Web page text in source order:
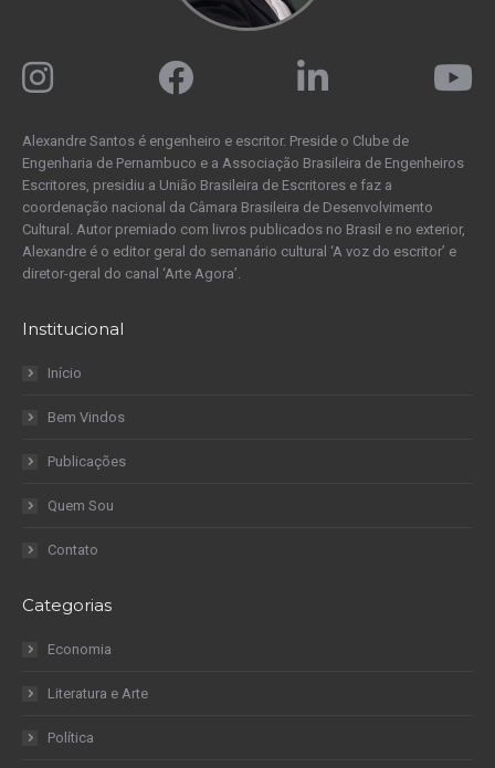
Alexandre Santos é engenheiro e escritor. Preside o Clube de
Engenharia de Pernambuco e a Associação Brasileira de Engenheiros
Escritores, presidiu a União Brasileira de Escritores e faz a
coordenação nacional da Câmara Brasileira de Desenvolvimento
Cultural. Autor premiado com livros publicados no Brasil e no exterior,
Alexandre é o editor geral do semanário cultural ‘A voz do escritor’ e
diretor-geral do canal ‘Arte Agora’.
Institucional
Início
Bem Vindos
Publicações
Quem Sou
Contato
Categorias
Economia
Literatura e Arte
Política